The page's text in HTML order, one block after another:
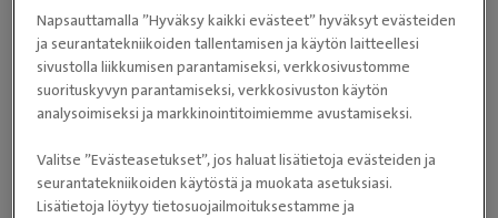
kirurgiasta ja ortopediasta ja olen motivoitunut
kehittämään osaamistani näillä osa-alueilla. Vapaa-
ajallani nautin tapahtumien järjestämisestä ja
useiden eri urheilulajien harrastamisesta, aina
Napsauttamalla ”Hyväksy kaikki evästeet” hyväksyt evästeiden
ja seurantatekniikoiden tallentamisen ja käytön laitteellesi
sivustolla liikkumisen parantamiseksi, verkkosivustomme
suorituskyvyn parantamiseksi, verkkosivuston käytön
analysoimiseksi ja markkinointitoimiemme avustamiseksi.
Valitse ”Evästeasetukset”, jos haluat lisätietoja evästeiden ja
seurantatekniikoiden käytöstä ja muokata asetuksiasi.
Lisätietoja löytyy tietosuojailmoituksestamme ja